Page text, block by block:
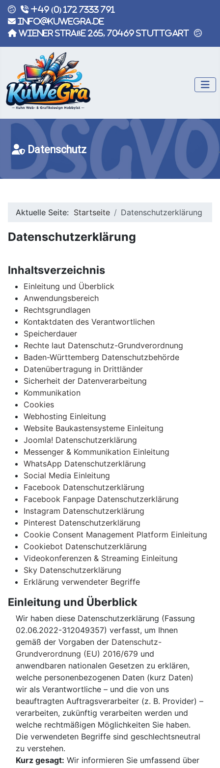
+49 (0) 172 7333 791
info@kuwegra.de
Wiener Straße 265, 70469 Stuttgart
Datenschutz
Aktuelle Seite: Startseite Datenschutzerklärung
Datenschutzerklärung
Inhaltsverzeichnis
Einleitung und Überblick
Anwendungsbereich
Rechtsgrundlagen
Kontaktdaten des Verantwortlichen
Speicherdauer
Rechte laut Datenschutz-Grundverordnung
Baden-Württemberg Datenschutzbehörde
Datenübertragung in Drittländer
Sicherheit der Datenverarbeitung
Kommunikation
Cookies
Webhosting Einleitung
Website Baukastensysteme Einleitung
Joomla! Datenschutzerklärung
Messenger & Kommunikation Einleitung
WhatsApp Datenschutzerklärung
Social Media Einleitung
Facebook Datenschutzerklärung
Facebook Fanpage Datenschutzerklärung
Instagram Datenschutzerklärung
Pinterest Datenschutzerklärung
Cookie Consent Management Platform Einleitung
Cookiebot Datenschutzerklärung
Videokonferenzen & Streaming Einleitung
Sky Datenschutzerklärung
Erklärung verwendeter Begriffe
Einleitung und Überblick
Wir haben diese Datenschutzerklärung (Fassung
02.06.2022-312049357) verfasst, um Ihnen
gemäß der Vorgaben der Datenschutz-
Grundverordnung (EU) 2016/679 und
anwendbaren nationalen Gesetzen zu erklären,
welche personenbezogenen Daten (kurz Daten)
wir als Verantwortliche – und die von uns
beauftragten Auftragsverarbeiter (z. B. Provider) –
verarbeiten, zukünftig verarbeiten werden und
welche rechtmäßigen Möglichkeiten Sie haben.
Die verwendeten Begriffe sind geschlechtsneutral
zu verstehen.
Kurz gesagt: Wir informieren Sie umfassend über